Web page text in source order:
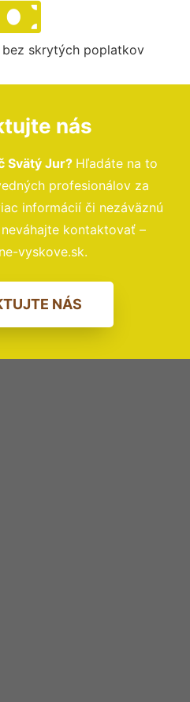
skrytých poplatkov
nás
Svätý Jur? Hľadáte na to
profesionálov za
informácií či nezáväznú
kontaktovať –
vyskove.sk.
NÁS